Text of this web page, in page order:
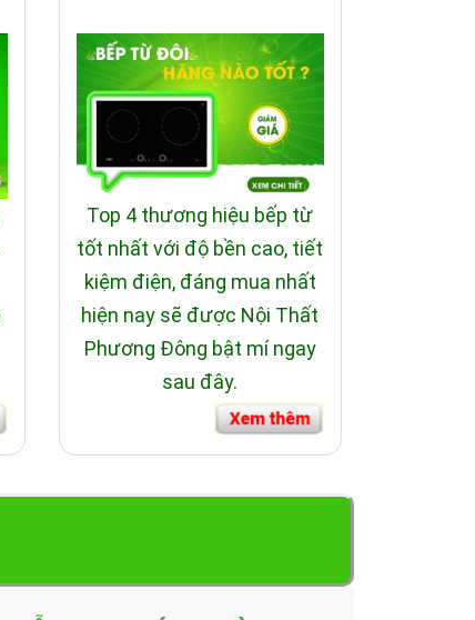
Top 4 thương hiệu bếp từ
tốt nhất với độ bền cao, tiết
kiệm điện, đáng mua nhất
hiện nay sẽ được Nội Thất
Phương Đông bật mí ngay
sau đây.